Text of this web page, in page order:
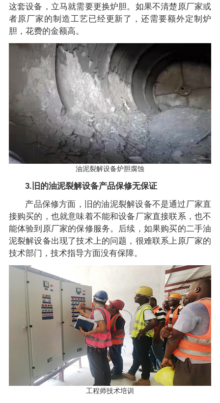
这套设备，立马就需要更换炉胆。如果不清楚原厂家或
者原厂家的制造工艺已经更新了，还需要额外定制炉
胆，花费的金额高。
油泥裂解设备炉胆腐蚀
3.旧的油泥裂解设备产品保修无保证
产品保修方面，旧的油泥裂解设备不是通过厂家直
接购买的，也就意味着不能和设备厂家直接联系，也不
能体验到原厂家的保修服务。后续，如果购买的二手油
泥裂解设备出现了技术上的问题，很难联系上原厂家的
技术部门，技术指导方面没有保障。
工程师技术培训